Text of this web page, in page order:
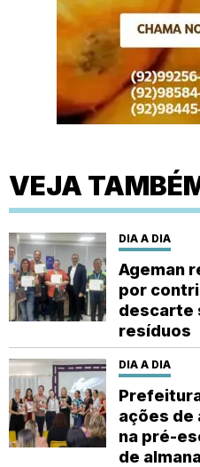
VEJA
DIA A DIA
Ageman
por
descarte
resíduos
DIA A DIA
ações de
na pré-
de